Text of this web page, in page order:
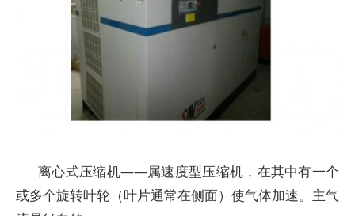
离心式压缩机——属速度型压缩机，在其中有一个
或多个旋转叶轮（叶片通常在侧面）使气体加速。主气